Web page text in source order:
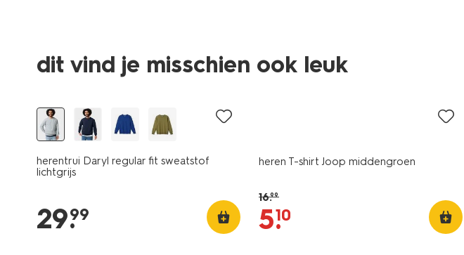
dit vind je misschien ook leuk
herentrui Daryl regular fit sweatstof
lichtgrijs
29.
99
heren T-shirt Joop middengroen
16.99
5.
10